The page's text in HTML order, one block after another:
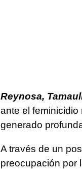
Reynosa,
ante el
generado
A través de un
preocupación por